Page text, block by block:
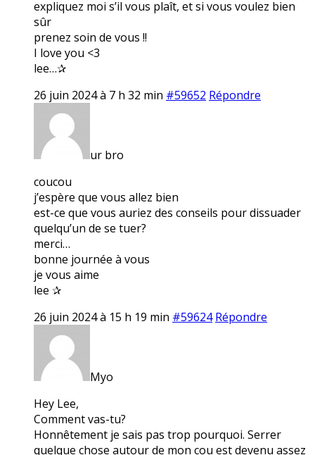
expliquez moi s’il vous plaît, et si vous voulez bien
sûr
prenez soin de vous !!
I love you <3
lee…✰
26 juin 2024 à 7 h 32 min #59652 Répondre
ur bro
coucou
j’espère que vous allez bien
est-ce que vous auriez des conseils pour dissuader
quelqu’un de se tuer?
merci…
bonne journée à vous
je vous aime
lee ✰
26 juin 2024 à 15 h 19 min #59624 Répondre
Myo
Hey Lee,
Comment vas-tu?
Honnêtement je sais pas trop pourquoi. Serrer
quelque chose autour de mon cou est devenu assez